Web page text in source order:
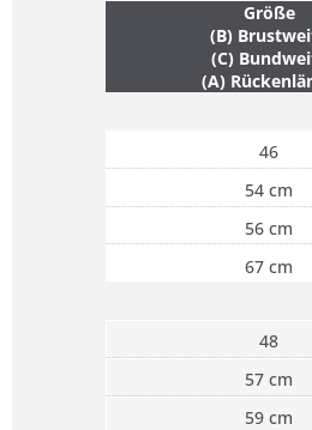
Größe
(B)
(C)
(A)
46
54 cm
56 cm
67 cm
48
57 cm
59 cm